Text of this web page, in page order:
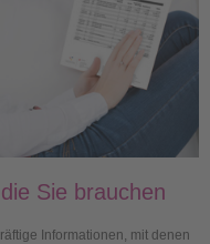
Sie brauchen
Informationen, mit denen